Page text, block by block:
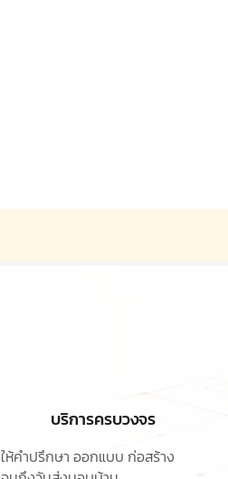
บริการครบวงจร
ให้คำปรึกษา ออกแบบ ก่อสร้าง